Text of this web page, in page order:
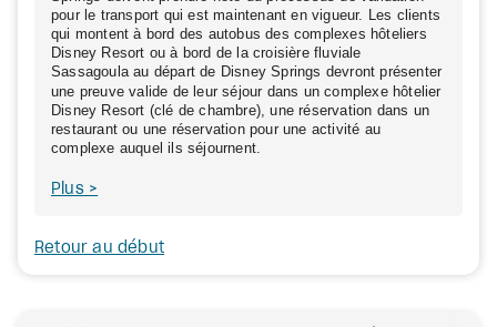
pour le transport qui est maintenant en vigueur. Les clients
qui montent à bord des autobus des complexes hôteliers
Disney Resort ou à bord de la croisière fluviale
Sassagoula au départ de Disney Springs devront présenter
une preuve valide de leur séjour dans un complexe hôtelier
Disney Resort (clé de chambre), une réservation dans un
restaurant ou une réservation pour une activité au
complexe auquel ils séjournent.
Plus
Retour au début